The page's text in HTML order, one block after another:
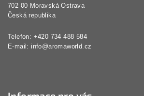
702 00 Moravská Ostrava
Česká republika
Telefon: +420 734 488 584
E-mail: info@aromaworld.cz